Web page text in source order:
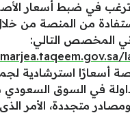
في ضبط أسعار
من المنصة من
المخصص التالي:
أسعارًا استرشادية
في السوق السعودي
متجددة، الأمر